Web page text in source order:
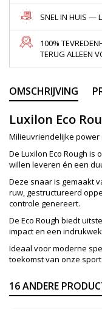
SNEL IN HUIS —
100%
TERUG ALLEEN
OMSCHRIJVING
Luxilon Eco
Milieuvriendelijke power
De Luxilon Eco Rough
willen leveren én een
Deze snaar is gemaakt
ruw, gestructureerd
controle genereert.
De Eco Rough biedt
impact en een
Ideaal voor moderne
toekomst van onze sport.
16 ANDERE